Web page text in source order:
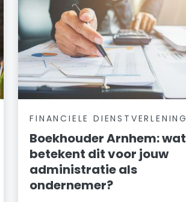
FINANCIELE DIENSTVERLENING
Boekhouder Arnhem: wat
betekent dit voor jouw
administratie als
ondernemer?